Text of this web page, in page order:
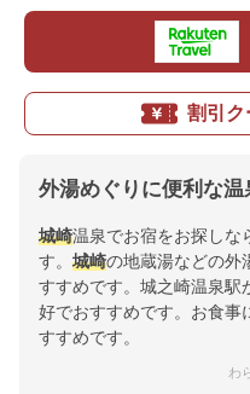
割引ク
外湯めぐりに便利な温
城崎温泉でお宿をお探しな
す。 城崎の地蔵湯などの外
すすめです。城之崎温泉駅
好でおすすめです。お食事
すすめです。
わ